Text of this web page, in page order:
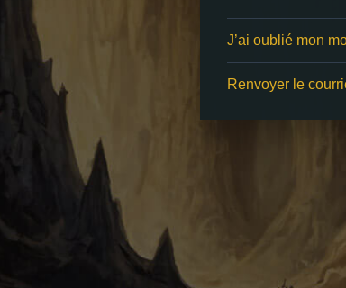
J’ai oublié mon
Renvoyer le